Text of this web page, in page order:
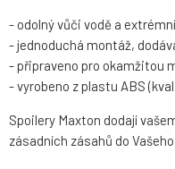
- odolný vůči vodě a
- jednoduchá montáž,
- připraveno pro okamžitou
- vyrobeno z plastu ABS
Spoilery Maxton dodají
zásadních zásahů do